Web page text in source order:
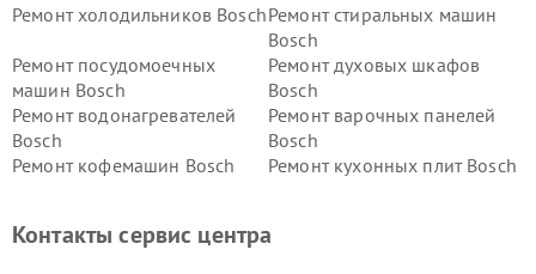
Ремонт холодильников BoschРемонт стиральных машин
Bosch
Ремонт посудомоечных
машин Bosch
Ремонт духовых шкафов
Bosch
Ремонт водонагревателей
Bosch
Ремонт варочных панелей
Bosch
Ремонт кофемашин Bosch
Ремонт кухонных плит Bosch
Ремонт сушильных автоматовРемонт морозильных камер
Контакты сервис центра